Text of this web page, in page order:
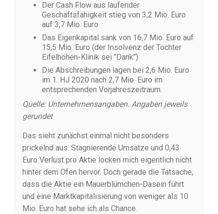
Der Cash Flow aus laufender
Geschäftsfähigkeit stieg von 3,2 Mio. Euro
auf 3,7 Mio. Euro
Das Eigenkapital sank von 16,7 Mio. Euro auf
15,5 Mio. Euro (der Insolvenz der Tochter
Eifelhöhen-Klinik sei "Dank")
Die Abschreibungen lagen bei 2,6 Mio. Euro
im 1. HJ 2020 nach 2,7 Mio. Euro im
entsprechenden Vorjahreszeitraum.
Quelle: Unternehmensangaben. Angaben jeweils
gerundet
Das sieht zunächst einmal nicht besonders
prickelnd aus. Stagnierende Umsätze und 0,43
Euro Verlust pro Aktie locken mich eigentlich nicht
hinter dem Ofen hervor. Doch gerade die Tatsache,
dass die Aktie ein Mauerblümchen-Dasein führt
und eine Marktkapitalisierung von weniger als 10
Mio. Euro hat sehe ich als Chance.